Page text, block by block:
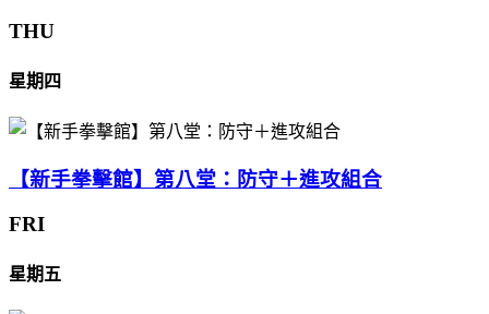
THU
星期四
【新手拳擊館】第八堂：防守＋進攻組合
FRI
星期五